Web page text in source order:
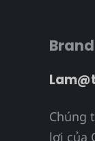
Chúng
lợi của